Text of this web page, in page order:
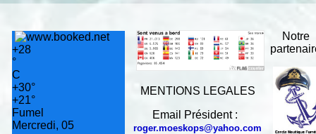
+28
°
C
+30°
+21°
Fumel
Mercredi, 05
MENTIONS LEGALES
Email Président :
roger.moeskops@yahoo.com
Notre